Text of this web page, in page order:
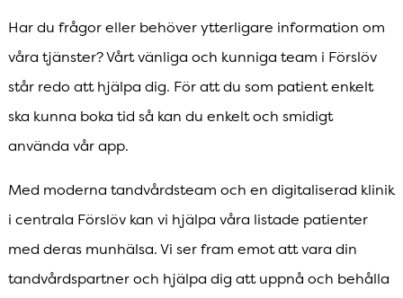
Har du frågor eller behöver ytterligare information om
våra tjänster? Vårt vänliga och kunniga team i Förslöv
står redo att hjälpa dig. För att du som patient enkelt
ska kunna boka tid så kan du enkelt och smidigt
använda vår app.
Med moderna tandvårdsteam och en digitaliserad klinik
i centrala Förslöv kan vi hjälpa våra listade patienter
med deras munhälsa. Vi ser fram emot att vara din
tandvårdspartner och hjälpa dig att uppnå och behålla